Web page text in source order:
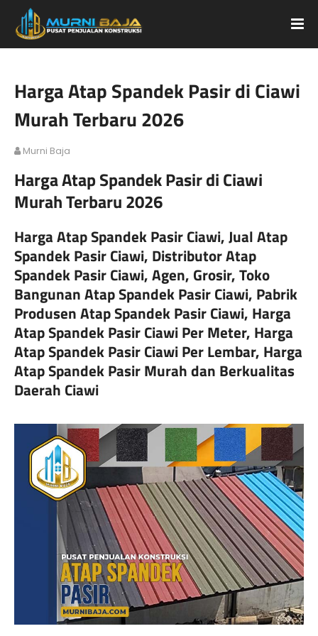
Harga Atap Spandek Pasir di Ciawi
Murah Terbaru 2026
Murni Baja
Harga Atap Spandek Pasir di Ciawi
Murah Terbaru 2026
Harga Atap Spandek Pasir Ciawi, Jual Atap
Spandek Pasir Ciawi, Distributor Atap
Spandek Pasir Ciawi, Agen, Grosir, Toko
Bangunan Atap Spandek Pasir Ciawi, Pabrik
Produsen Atap Spandek Pasir Ciawi, Harga
Atap Spandek Pasir Ciawi Per Meter, Harga
Atap Spandek Pasir Ciawi Per Lembar, Harga
Atap Spandek Pasir Murah dan Berkualitas
Daerah Ciawi